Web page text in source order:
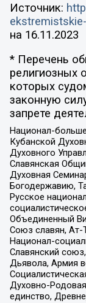
Источник:
на 16.11.2023
* Перечень
религиозных
которых
законную
запрете
Национал-
Кубанской
Духовного
Славянская
Духовная
Богодержавию,
Русское
Объединенный
Союз славян, Ат-
Национал-
Славянский
Дьявола, Армия
Духовно-
единство,